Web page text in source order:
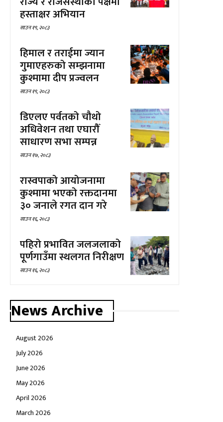
हस्ताक्षर अभियान
साउन १९, २०८३
हिमाल र तराईमा ज्यान
गुमाएहरुको सम्झनामा
कुश्मामा दीप प्रज्वलन
साउन १९, २०८३
डिएलए पर्वतको चौथो
अधिवेशन तथा एघारौँ
साधारण सभा सम्पन्न
साउन १७, २०८३
रास्वपाको आयोजनामा
कुश्मामा भएको रक्तदानमा
३० जनाले रगत दान गरे
साउन १६, २०८३
पहिरो प्रभावित जलजलाको
पूर्णगाउँमा स्थलगत निरीक्षण
साउन १६, २०८३
News Archive
August 2026
July 2026
June 2026
May 2026
April 2026
March 2026